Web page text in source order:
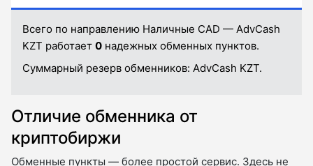
Всего по направлению Наличные CAD — AdvCash
KZT работает 0 надежных обменных пунктов.
Суммарный резерв обменников: AdvCash KZT.
Отличие обменника от
криптобиржи
Обменные пункты — более простой сервис. Здесь не